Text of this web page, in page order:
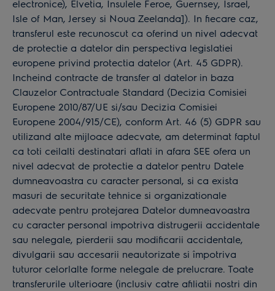
electronice), Elvetia, Insulele Feroe, Guernsey, Israel,
Isle of Man, Jersey si Noua Zeelanda]). In fiecare caz,
transferul este recunoscut ca oferind un nivel adecvat
de protectie a datelor din perspectiva legislatiei
europene privind protectia datelor (Art. 45 GDPR).
Incheind contracte de transfer al datelor in baza
Clauzelor Contractuale Standard (Decizia Comisiei
Europene 2010/87/UE si/sau Decizia Comisiei
Europene 2004/915/CE), conform Art. 46 (5) GDPR sau
utilizand alte mijloace adecvate, am determinat faptul
ca toti ceilalti destinatari aflati in afara SEE ofera un
nivel adecvat de protectie a datelor pentru Datele
dumneavoastra cu caracter personal, si ca exista
masuri de securitate tehnice si organizationale
adecvate pentru protejarea Datelor dumneavoastra
cu caracter personal impotriva distrugerii accidentale
sau nelegale, pierderii sau modificarii accidentale,
divulgarii sau accesarii neautorizate si împotriva
tuturor celorlalte forme nelegale de prelucrare. Toate
transferurile ulterioare (inclusiv catre afiliatii nostri din